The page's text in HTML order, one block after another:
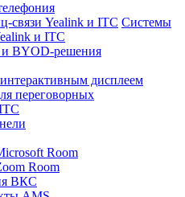
связи Yealink и ITC Системы
и ITC
BYOD-решения
дисплеем
переговорных
Room
Room
ВКС